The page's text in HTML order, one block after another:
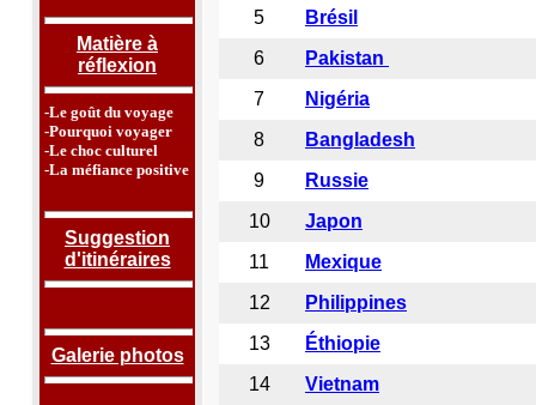
Matière à
réflexion
-Le goût du voyage
-Pourquoi voyager
-Le choc culturel
-La méfiance positive
Suggestion
d'itinéraires
Galerie photos
5
Brésil
6
Pakistan
7
Nigéria
8
Bangladesh
9
Russie
10
Japon
11
Mexique
12
Philippines
13
Éthiopie
14
Vietnam